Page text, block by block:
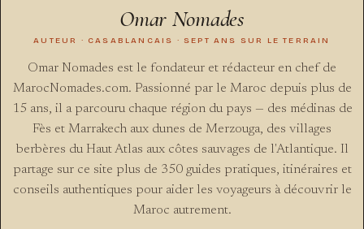
Omar Nomades
AUTEUR · CASABLANCAIS · SEPT ANS SUR LE TERRAIN
Omar Nomades est le fondateur et rédacteur en chef de
MarocNomades.com. Passionné par le Maroc depuis plus de
15 ans, il a parcouru chaque région du pays — des médinas de
Fès et Marrakech aux dunes de Merzouga, des villages
berbères du Haut Atlas aux côtes sauvages de l'Atlantique. Il
partage sur ce site plus de 350 guides pratiques, itinéraires et
conseils authentiques pour aider les voyageurs à découvrir le
Maroc autrement.